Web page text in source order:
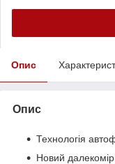
Опис
Опис
Технологія
Новий